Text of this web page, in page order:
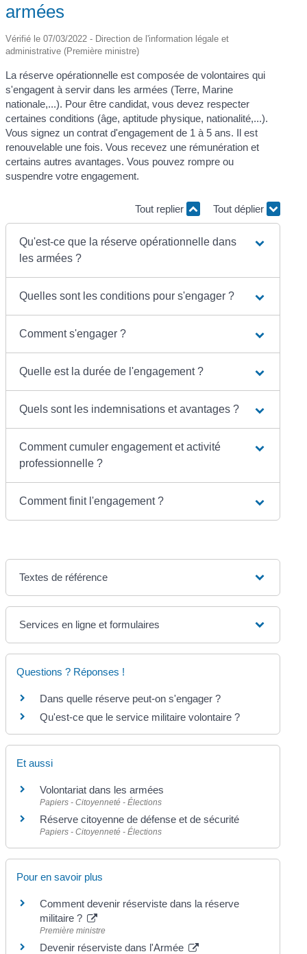
armées
Vérifié le 07/03/2022 - Direction de l'information légale et
administrative (Première ministre)
La réserve opérationnelle est composée de volontaires qui
s'engagent à servir dans les armées (Terre, Marine
nationale,...). Pour être candidat, vous devez respecter
certaines conditions (âge, aptitude physique, nationalité,...).
Vous signez un contrat d'engagement de 1 à 5 ans. Il est
renouvelable une fois. Vous recevez une rémunération et
certains autres avantages. Vous pouvez rompre ou
suspendre votre engagement.
Tout replier Tout déplier
Qu'est-ce que la réserve opérationnelle dans
les armées ?
Quelles sont les conditions pour s'engager ?
Comment s'engager ?
Quelle est la durée de l'engagement ?
Quels sont les indemnisations et avantages ?
Comment cumuler engagement et activité
professionnelle ?
Comment finit l'engagement ?
Textes de référence
Services en ligne et formulaires
Questions ? Réponses !
Dans quelle réserve peut-on s'engager ?
Qu'est-ce que le service militaire volontaire ?
Et aussi
Volontariat dans les armées
Papiers - Citoyenneté - Élections
Réserve citoyenne de défense et de sécurité
Papiers - Citoyenneté - Élections
Pour en savoir plus
Comment devenir réserviste dans la réserve
militaire ?
Première ministre
Devenir réserviste dans l'Armée